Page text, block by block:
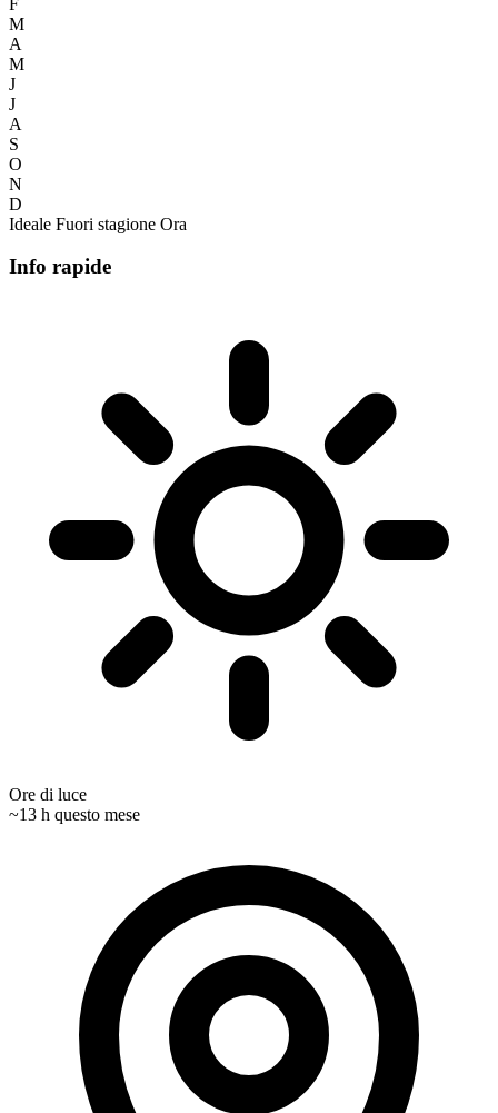
M
A
M
J
J
A
S
O
N
D
Ideale Fuori stagione Ora
Info rapide
Ore di luce
~13 h questo mese